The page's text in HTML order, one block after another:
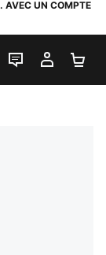
AVEC UN COMPTE
LIVE CHAT
MON